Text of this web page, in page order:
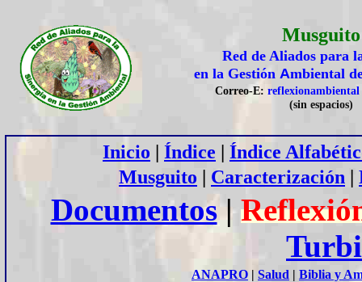
Musguito
Red de Aliados para
en la Gestión Ambiental
Correo-E:
(sin espacios)
Inicio | Índice | Índice
Musguito | Caracterización |
Documentos|
ANAPRO | Salud | Biblia y